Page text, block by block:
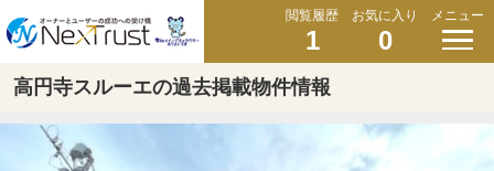
閲覧履歴
1
お気に入り
0
メニュー
高円寺スルーエの過去掲載物件情報